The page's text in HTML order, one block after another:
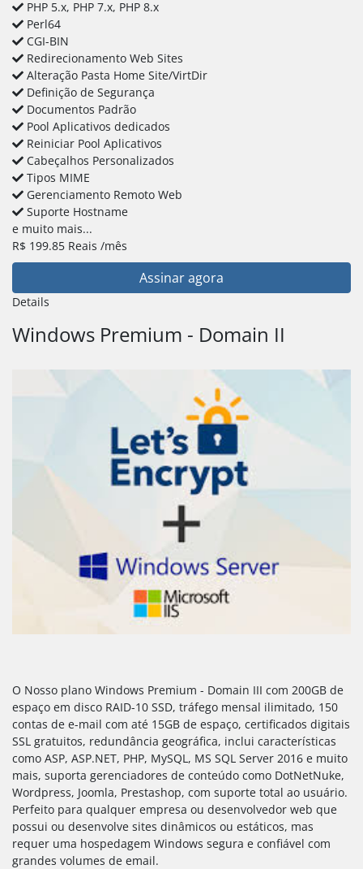
PHP 5.x, PHP 7.x, PHP 8.x
Perl64
CGI-BIN
Redirecionamento Web Sites
Alteração Pasta Home Site/VirtDir
Definição de Segurança
Documentos Padrão
Pool Aplicativos dedicados
Reiniciar Pool Aplicativos
Cabeçalhos Personalizados
Tipos MIME
Gerenciamento Remoto Web
Suporte Hostname
e muito mais...
R$ 199.85 Reais /mês
Assinar agora
Details
Windows Premium - Domain II
O Nosso plano Windows Premium - Domain III com 200GB de
espaço em disco RAID-10 SSD, tráfego mensal ilimitado, 150
contas de e-mail com até 15GB de espaço, certificados digitais
SSL gratuitos, redundância geográfica, inclui características
como ASP, ASP.NET, PHP, MySQL, MS SQL Server 2016 e muito
mais, suporta gerenciadores de conteúdo como DotNetNuke,
Wordpress, Joomla, Prestashop, com suporte total ao usuário.
Perfeito para qualquer empresa ou desenvolvedor web que
possui ou desenvolve sites dinâmicos ou estáticos, mas
requer uma hospedagem Windows segura e confiável com
grandes volumes de email.